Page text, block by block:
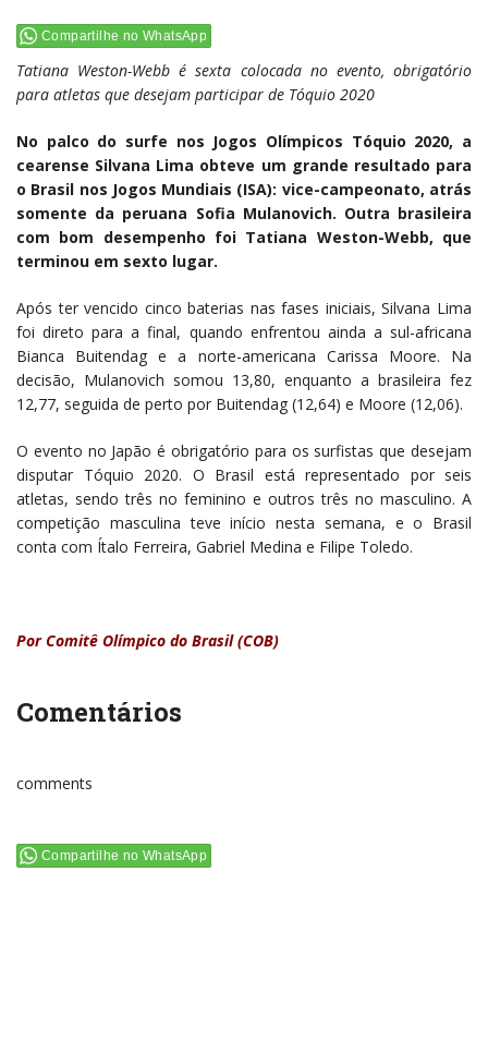
Compartilhe no WhatsApp
Tatiana Weston-Webb é sexta colocada no evento, obrigatório
para atletas que desejam participar de Tóquio 2020
No palco do surfe nos Jogos Olímpicos Tóquio 2020, a
cearense Silvana Lima obteve um grande resultado para
o Brasil nos Jogos Mundiais (ISA): vice-campeonato, atrás
somente da peruana Sofia Mulanovich. Outra brasileira
com bom desempenho foi Tatiana Weston-Webb, que
terminou em sexto lugar.
Após ter vencido cinco baterias nas fases iniciais, Silvana Lima
foi direto para a final, quando enfrentou ainda a sul-africana
Bianca Buitendag e a norte-americana Carissa Moore. Na
decisão, Mulanovich somou 13,80, enquanto a brasileira fez
12,77, seguida de perto por Buitendag (12,64) e Moore (12,06).
O evento no Japão é obrigatório para os surfistas que desejam
disputar Tóquio 2020. O Brasil está representado por seis
atletas, sendo três no feminino e outros três no masculino. A
competição masculina teve início nesta semana, e o Brasil
conta com Ítalo Ferreira, Gabriel Medina e Filipe Toledo.
Por Comitê Olímpico do Brasil (COB)
Comentários
comments
Compartilhe no WhatsApp